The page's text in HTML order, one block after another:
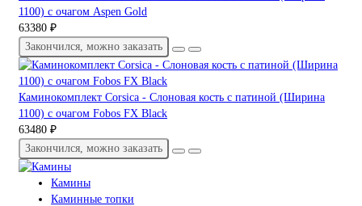
1100) с очагом Aspen Gold
63380 ₽
Закончился, можно заказать
Каминокомплект Corsica - Слоновая кость с патиной (Ширина
1100) с очагом Fobos FX Black
63480 ₽
Закончился, можно заказать
Камины
Каминные топки